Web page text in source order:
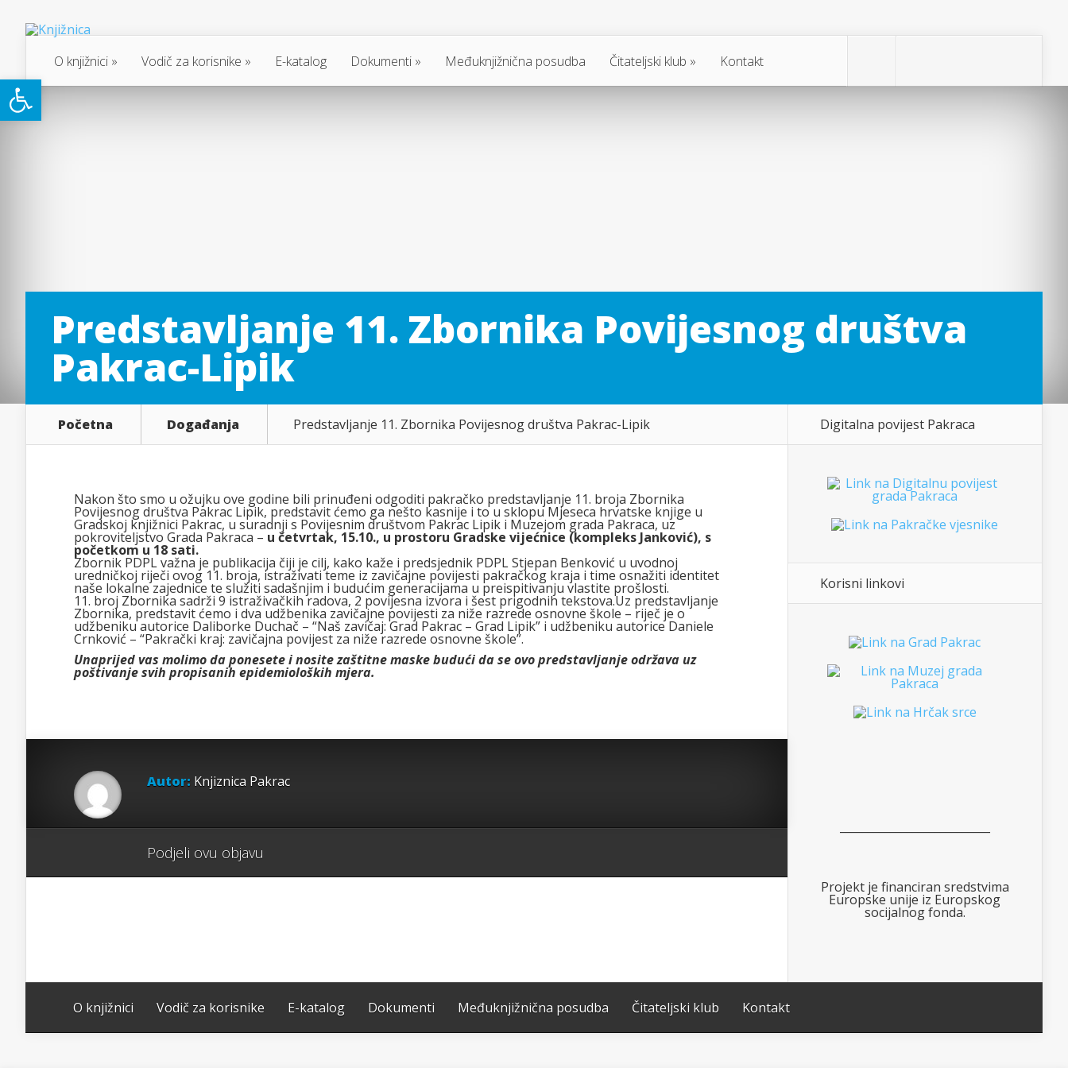
Open toolbar
O knjižnici Vodič za korisnike E-katalog Dokumenti Međuknjižnična posudba Čitateljski klub Kontakt
Predstavljanje 11. Zbornika Povijesnog društva
Pakrac-Lipik
Početna Događanja Predstavljanje 11. Zbornika Povijesnog društva Pakrac-Lipik
Nakon što smo u ožujku ove godine bili prinuđeni odgoditi pakračko predstavljanje 11. broja Zbornika
Povijesnog društva Pakrac Lipik, predstavit ćemo ga nešto kasnije i to u sklopu Mjeseca hrvatske knjige u
Gradskoj knjižnici Pakrac, u suradnji s Povijesnim društvom Pakrac Lipik i Muzejom grada Pakraca, uz
pokroviteljstvo Grada Pakraca – u četvrtak, 15.10., u prostoru Gradske vijećnice (kompleks Janković), s
početkom u 18 sati.
Zbornik PDPL važna je publikacija čiji je cilj, kako kaže i predsjednik PDPL Stjepan Benković u uvodnoj
uredničkoj riječi ovog 11. broja, istraživati teme iz zavičajne povijesti pakračkog kraja i time osnažiti identitet
naše lokalne zajednice te služiti sadašnjim i budućim generacijama u preispitivanju vlastite prošlosti.
11. broj Zbornika sadrži 9 istraživačkih radova, 2 povijesna izvora i šest prigodnih tekstova.Uz predstavljanje
Zbornika, predstavit ćemo i dva udžbenika zavičajne povijesti za niže razrede osnovne škole – riječ je o
udžbeniku autorice Daliborke Duchač – “Naš zavičaj: Grad Pakrac – Grad Lipik” i udžbeniku autorice Daniele
Crnković – “Pakrački kraj: zavičajna povijest za niže razrede osnovne škole”.
Unaprijed vas molimo da ponesete i nosite zaštitne maske budući da se ovo predstavljanje održava uz
poštivanje svih propisanih epidemioloških mjera.
Autor: Knjiznica Pakrac
Podjeli ovu objavu
Digitalna povijest Pakraca
Korisni linkovi
Projekt je financiran sredstvima
Europske unije iz Europskog
socijalnog fonda.
O knjižnici Vodič za korisnike E-katalog Dokumenti Međuknjižnična posudba Čitateljski klub Kontakt